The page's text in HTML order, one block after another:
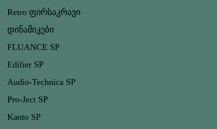
Retro ფირსაკრავი
დინამიკები
FLUANCE SP
Edifier SP
Audio-Technica SP
Pro-Ject SP
Kanto SP